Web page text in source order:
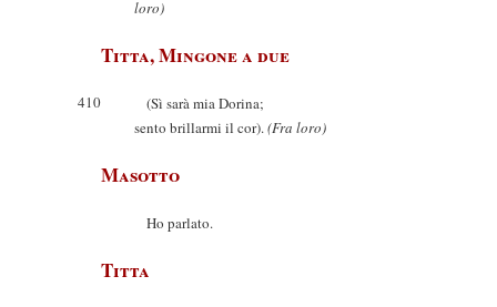
loro)
Titta, Mingone a due
410
(Sì sarà mia Dorina;
sento brillarmi il cor).(Fra loro)
Masotto
Ho parlato.
Titta